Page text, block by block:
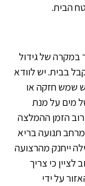
הבית.
במקרה של גידול
בבית. יש לוודא
שמש חזקה או
מים על מנת
הזמן ההמלצה
תנועה בריא
ייחנק מהרצועה
כי צריך
על ידי